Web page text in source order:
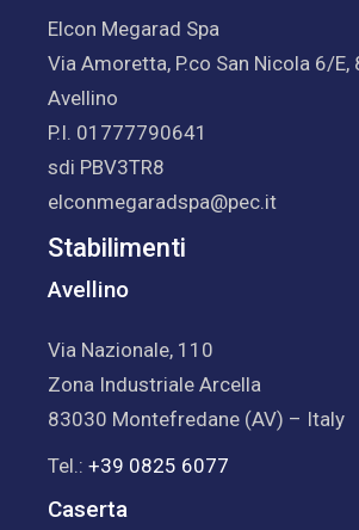
Elcon Megarad Spa
Via Amoretta, P.co San Nicola 6/E,
Avellino
P.I. 01777790641
sdi PBV3TR8
elconmegaradspa@pec.it
Stabilimenti
Avellino
Via Nazionale, 110
Zona Industriale Arcella
83030 Montefredane (AV) – Italy
Tel.:+39 0825 6077
Caserta